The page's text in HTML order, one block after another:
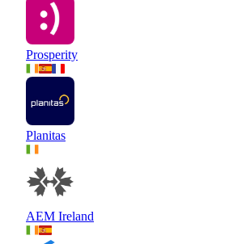
Prosperity
Planitas
AEM Ireland